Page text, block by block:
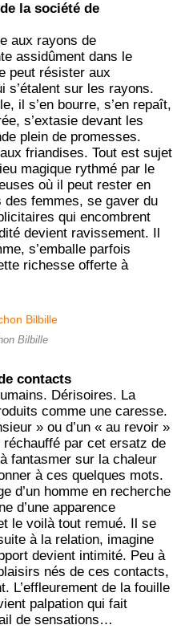
la société de
aux rayons de
assidûment dans le
peut résister aux
s’étalent sur les rayons.
il s’en bourre, s’en repaît,
s’extasie devant les
plein de promesses.
friandises. Tout est sujet
magique rythmé par le
où il peut rester en
femmes, se gaver du
qui encombrent
devient ravissement. Il
s’emballe parfois
richesse offerte à
Bilbille
contacts
Dérisoires. La
comme une caresse.
» ou d’un « au revoir »
réchauffé par cet ersatz de
fantasmer sur la chaleur
à ces quelques mots.
d’un homme en recherche
d’une apparence
le voilà tout remué. Il se
à la relation, imagine
devient intimité. Peu à
nés de ces contacts,
L’effleurement de la fouille
palpation qui fait
de sensations…